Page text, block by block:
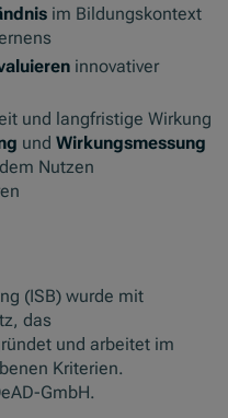
im Bildungskontext
innovativer
und langfristige Wirkung
undWirkungsmessung
Nutzen
(ISB) wurde mit
das
und arbeitet im
Kriterien.
GmbH.